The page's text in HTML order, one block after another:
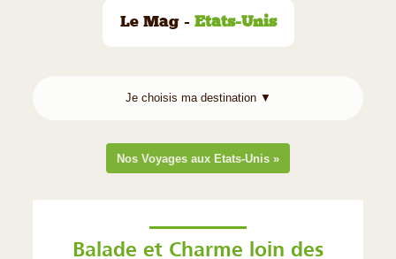
Le Mag - Etats-Unis
Nos Voyages aux Etats-Unis »
Balade et Charme loin des